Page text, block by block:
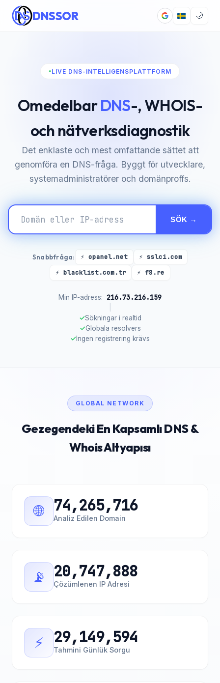
DNSSOR 🌙
LIVE DNS-INTELLIGENSPLATTFORM
OmedelbarDNS-, WHOIS-
och nätverksdiagnostik
Det enklaste och mest omfattande sättet att
genomföra en DNS-fråga. Byggt för utvecklare,
systemadministratörer och domänproffs.
SÖK →
Snabbfråga: ⚡ opanel.net
⚡ sslci.com
⚡ blacklist.com.tr
⚡ f8.re
Min IP-adress: 216.73.216.159
✓Sökningar i realtid
✓Globala resolvers
✓Ingen registrering krävs
GLOBAL NETWORK
Gezegendeki En Kapsamlı DNS &
Whois Altyapısı
🌐 74,265,716
Analiz Edilen Domain
📡 20,747,888
Çözümlenen IP Adresi
⚡ 29,149,594
Tahmini Günlük Sorgu